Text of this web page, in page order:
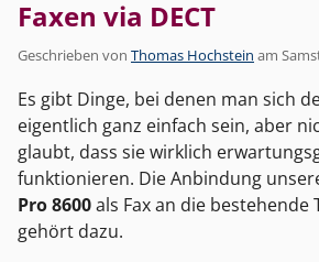
Faxen via DECT
Geschrieben von Thomas Hochstein am
Es gibt Dinge, bei denen man sich
eigentlich ganz einfach sein, aber
glaubt, dass sie wirklich
funktionieren. Die Anbindung
Pro 8600als Fax an die bestehende
gehört dazu.